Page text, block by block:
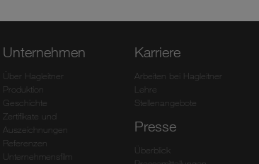
Unternehmen
Über Hagleitner
Produktion
Geschichte
Zertifikate und
Auszeichnungen
Referenzen
Unternehmensfilm
Karriere
Arbeiten bei Hagleitner
Lehre
Stellenangebote
Presse
Überblick